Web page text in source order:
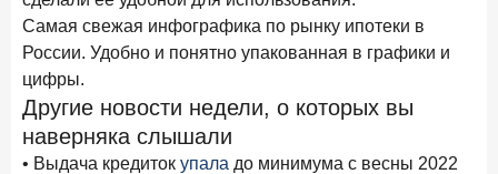
Самая свежая инфографика по рынку ипотеки в
России. Удобно и понятно упакованная в графики и
цифры.
Другие новости недели, о которых вы
наверняка слышали
• Выдача кредиток упала до минимума с весны 2022